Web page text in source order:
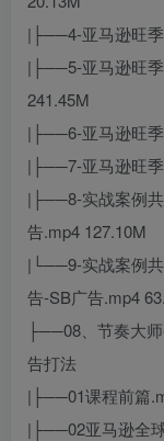
|├──4-亚马逊旺季
|├──5-亚马逊旺
241.45M
|├──6-亚马逊旺
|├──7-亚马逊旺
|├──8-实战案例
告.mp4 127.10M
|└──9-实战案例
告-SB广告.mp4
├──08、节奏大
告打法
|├──01课程前篇
|├──02亚马逊全